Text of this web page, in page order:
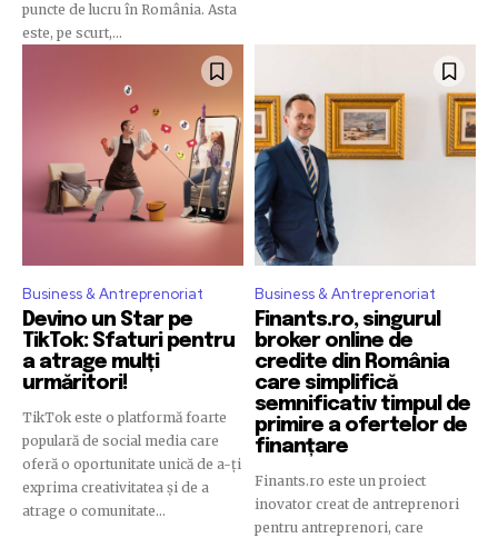
puncte de lucru în România. Asta
este, pe scurt,...
Business & Antreprenoriat
Devino un Star pe
TikTok: Sfaturi pentru
a atrage mulți
urmăritori!
TikTok este o platformă foarte
populară de social media care
oferă o oportunitate unică de a-ți
exprima creativitatea și de a
atrage o comunitate...
Business & Antreprenoriat
Finants.ro, singurul
broker online de
credite din România
care simplifică
semnificativ timpul de
primire a ofertelor de
finanțare
Finants.ro este un proiect
inovator creat de antreprenori
pentru antreprenori, care